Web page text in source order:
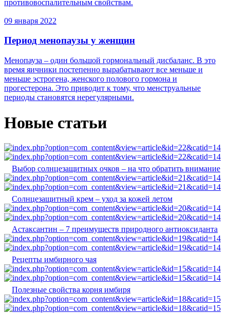
противовоспалительным свойствам.
09 января 2022
Период менопаузы у женщин
Менопауза – один большой гормональный дисбаланс. В это
время яичники постепенно вырабатывают все меньше и
меньше эстрогена, женского полового гормона и
прогестерона. Это приводит к тому, что менструальные
периоды становятся нерегулярными.
Новые статьи
Выбор солнцезащитных очков – на что обратить внимание
Cолнцезащитный крем – уход за кожей летом
Астаксантин – 7 преимуществ природного антиоксиданта
Рецепты имбирного чая
Полезные свойства корня имбиря